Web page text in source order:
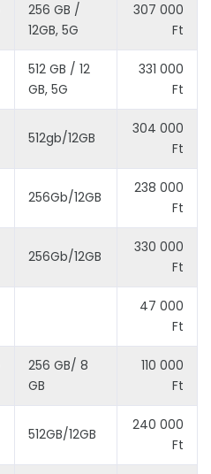
256 GB /
12GB, 5G
307 000
Ft
512 GB / 12
GB, 5G
331 000
Ft
512gb/12GB
304 000
Ft
256Gb/12GB
238 000
Ft
256Gb/12GB
330 000
Ft
47 000
Ft
256 GB/ 8
GB
110 000
Ft
512GB/12GB
240 000
Ft